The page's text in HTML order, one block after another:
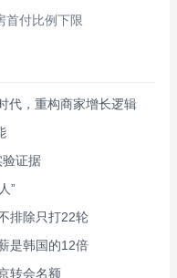
首付比例下限
代，重构商家增长逻辑
验证据
”
排除只打22轮
是韩国的12倍
转会名额